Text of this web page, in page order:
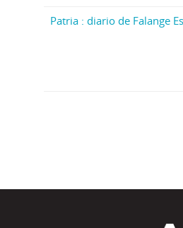
Patria : diario de Falange